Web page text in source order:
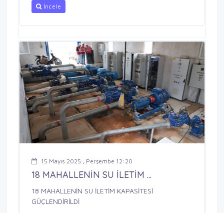
İncele
15 Mayıs 2025 , Perşembe 12:20
18 MAHALLENİN SU İLETİM ...
18 MAHALLENİN SU İLETİM KAPASİTESİ
GÜÇLENDİRİLDİ